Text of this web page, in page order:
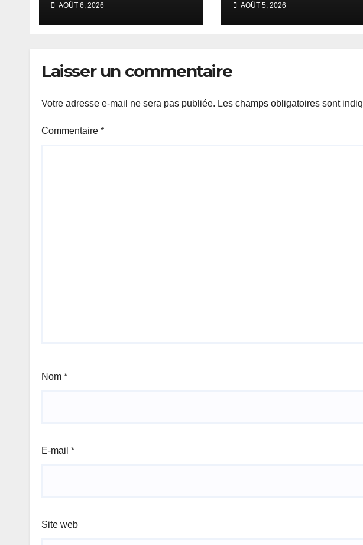
ouverte, près d’un
million de tickets
AOÛT 6, 2026
Cameroun pour
leur entrée en lice
AOÛT 5, 2026
Laisser un commentaire
Votre adresse e-mail ne sera pas publiée. Les champs obligatoires sont
Commentaire *
Nom *
E-mail *
Site web